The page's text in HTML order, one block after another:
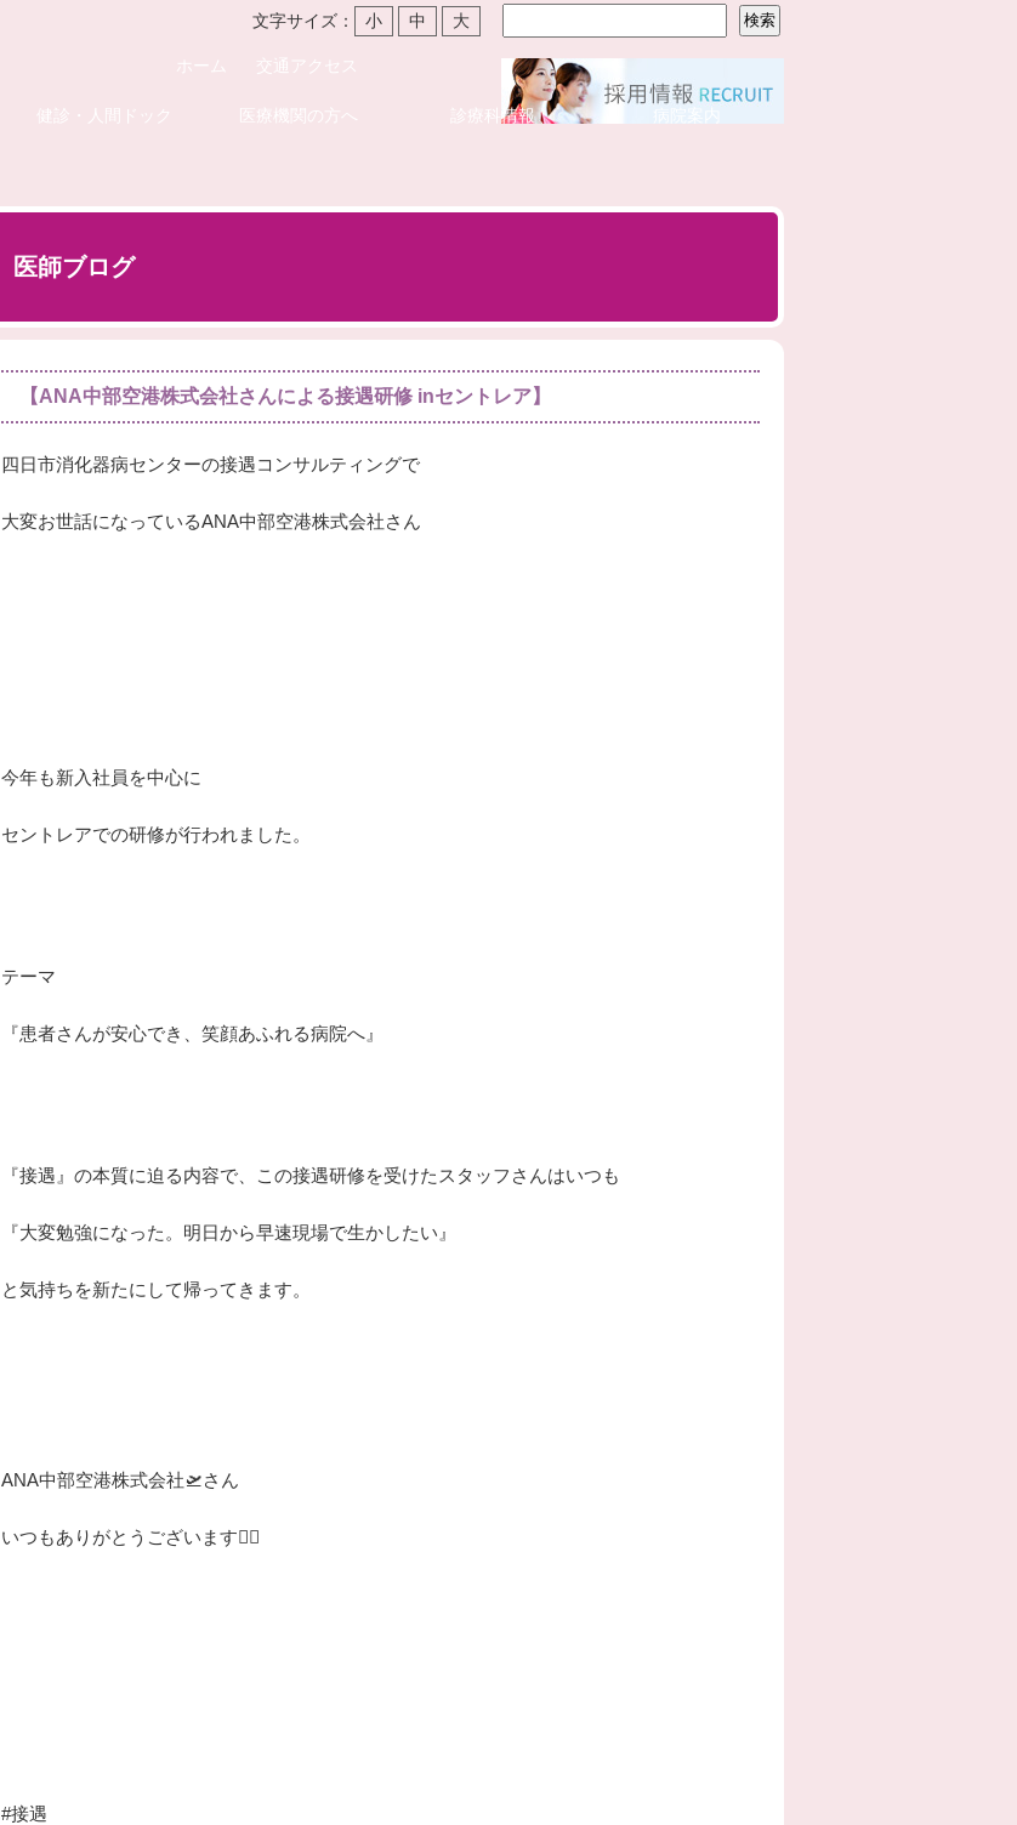
文字サイズ： 小 中 大
ホーム 交通アクセス
健診・人間ドック 医療機関の方へ 診療科情報
医師ブログ
【ANA中部空港株式会社さんによる接遇研修 inセントレア】
四日市消化器病センターの接遇コンサルティングで
大変お世話になっているANA中部空港株式会社さん
今年も新入社員を中心に
セントレアでの研修が行われました。
テーマ
『患者さんが安心でき、笑顔あふれる病院へ』
『接遇』の本質に迫る内容で、この接遇研修を受けたスタッフさんはいつも
『大変勉強になった。明日から早速現場で生かしたい』
と気持ちを新たにして帰ってきます。
ANA中部空港株式会社🛫さん
いつもありがとうございます🙇‍♂️
#接遇